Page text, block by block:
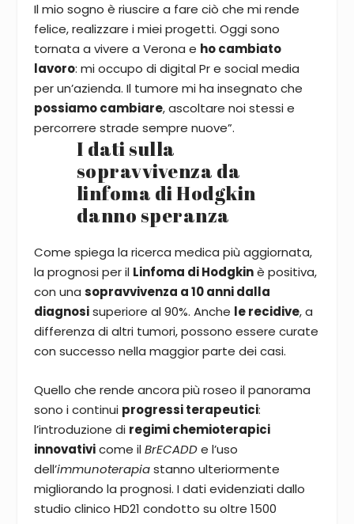
Il mio sogno è riuscire a fare ciò che mi rende
felice, realizzare i miei progetti. Oggi sono
tornata a vivere a Verona e ho cambiato
lavoro: mi occupo di digital Pr e social media
per un’azienda. Il tumore mi ha insegnato che
possiamo cambiare, ascoltare noi stessi e
percorrere strade sempre nuove”.
I dati sulla
sopravvivenza da
linfoma di Hodgkin
danno speranza
Come spiega la ricerca medica più aggiornata,
la prognosi per il Linfoma di Hodgkinè positiva,
con una sopravvivenza a 10 anni dalla
diagnosisuperiore al 90%. Anche le recidive, a
differenza di altri tumori, possono essere curate
con successo nella maggior parte dei casi.
Quello che rende ancora più roseo il panorama
sono i continui progressi terapeutici:
l’introduzione di regimi chemioterapici
innovativicome ilBrECADDe l’uso
dell’immunoterapiastanno ulteriormente
migliorando la prognosi. I dati evidenziati dallo
studio clinico HD21 condotto su oltre 1500